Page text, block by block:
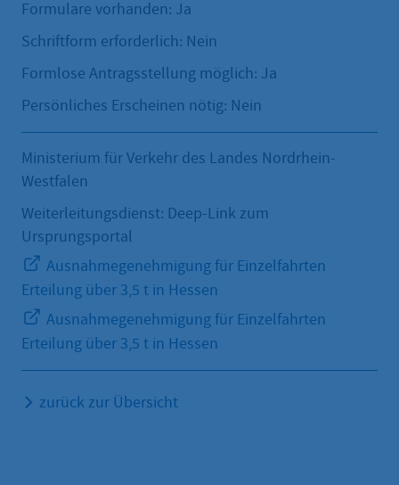
Formulare vorhanden: Ja
Schriftform erforderlich: Nein
Formlose Antragsstellung möglich: Ja
Persönliches Erscheinen nötig: Nein
Ministerium für Verkehr des Landes Nordrhein-
Westfalen
Weiterleitungsdienst: Deep-Link zum
Ursprungsportal
Ausnahmegenehmigung für Einzelfahrten
Erteilung über 3,5 t in Hessen
Ausnahmegenehmigung für Einzelfahrten
Erteilung über 3,5 t in Hessen
zurück zur Übersicht